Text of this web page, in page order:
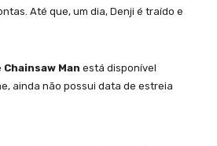
Até que, um dia, Denji é traído e
Chainsaw Man está disponível
ainda não possui data de estreia